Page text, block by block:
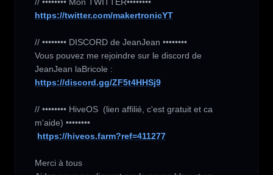
https://twitter.com/makertronicYT
// •••••••• DISCORD de JeanJean ••••••••
Vous pouvez me rejoindre sur le discord de
https://discord.gg/ZF5t4HHSj9
// •••••••• HiveOS  (lien affilié, c'est gratuit et ca
m'aide) ••••••••
https://hiveos.farm?ref=411277
Merci à tous